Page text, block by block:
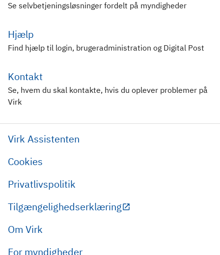
Se selvbetjeningsløsninger fordelt på myndigheder
Hjælp
Find hjælp til login, brugeradministration og Digital Post
Kontakt
Se, hvem du skal kontakte, hvis du oplever problemer på
Virk
Virk Assistenten
Cookies
Privatlivspolitik
Tilgængelighedserklæring
Om Virk
For myndigheder